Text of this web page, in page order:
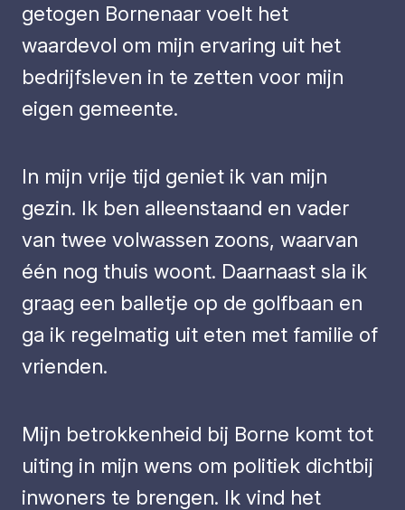
getogen Bornenaar voelt het
waardevol om mijn ervaring uit het
bedrijfsleven in te zetten voor mijn
eigen gemeente.
In mijn vrije tijd geniet ik van mijn
gezin. Ik ben alleenstaand en vader
van twee volwassen zoons, waarvan
één nog thuis woont. Daarnaast sla ik
graag een balletje op de golfbaan en
ga ik regelmatig uit eten met familie of
vrienden.
Mijn betrokkenheid bij Borne komt tot
uiting in mijn wens om politiek dichtbij
inwoners te brengen. Ik vind het